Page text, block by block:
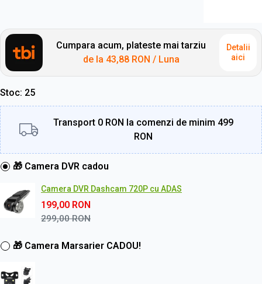
Cumpara acum, plateste mai tarziu
de la 43,88 RON / Luna
Detalii
aici
Stoc 25
Transport 0 RON la comenzi de minim 499
RON
🎁 Camera DVR cadou
Camera DVR Dashcam 720P cu ADAS
199,00 RON
299,00RON
🎁 Camera Marsarier CADOU!